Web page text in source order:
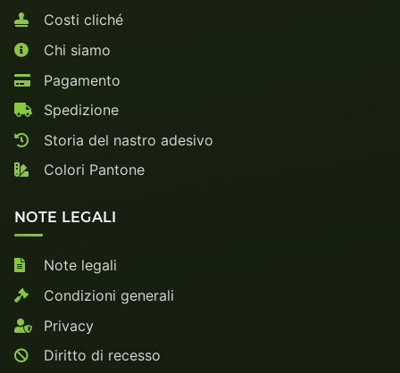
Costi cliché
Chi siamo
Pagamento
Spedizione
Storia del nastro adesivo
Colori Pantone
NOTE LEGALI
Note legali
Condizioni generali
Privacy
Diritto di recesso